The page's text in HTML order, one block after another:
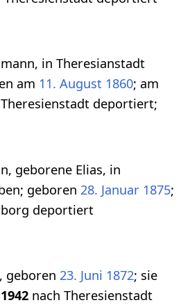
in Theresianstadt
am 11. August 1860; am
deportiert;
geborene Elias, in
geboren 28. Januar 1875;
deportiert
geboren 23. Juni 1872; sie
1942 nach Theresienstadt